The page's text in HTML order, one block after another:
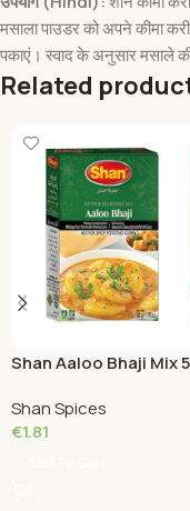
मसाला पाउडर को अपने कीमा
पकाएं। स्वाद के अनुसार मसाले
Related
Shan Aaloo Bhaji Mix
Shan Spices
€1.81